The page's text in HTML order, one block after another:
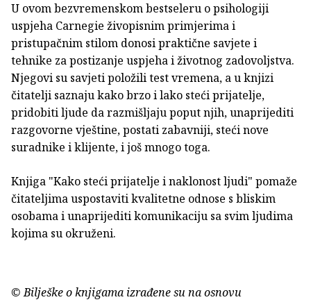
U ovom bezvremenskom bestseleru o psihologiji
uspjeha Carnegie živopisnim primjerima i
pristupačnim stilom donosi praktične savjete i
tehnike za postizanje uspjeha i životnog zadovoljstva.
Njegovi su savjeti položili test vremena, a u knjizi
čitatelji saznaju kako brzo i lako steći prijatelje,
pridobiti ljude da razmišljaju poput njih, unaprijediti
razgovorne vještine, postati zabavniji, steći nove
suradnike i klijente, i još mnogo toga.
Knjiga "Kako steći prijatelje i naklonost ljudi" pomaže
čitateljima uspostaviti kvalitetne odnose s bliskim
osobama i unaprijediti komunikaciju sa svim ljudima
kojima su okruženi.
© Bilješke o knjigama izrađene su na osnovu